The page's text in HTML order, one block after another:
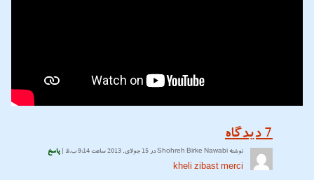
7دیدگاه
نوشتهShohreh Birke Nawabiدر 15 جولای, 2013 ساعت 9:14 ب.ظ | پاسخ
kheli zibast merci